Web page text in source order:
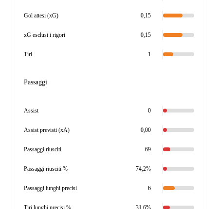
Gol attesi (xG) 0,15
xG esclusi i rigori 0,15
Tiri 1
Passaggi
Assist 0
Assist previsti (xA) 0,00
Passaggi riusciti 69
Passaggi riusciti % 74,2%
Passaggi lunghi precisi 6
Tiri lunghi precisi % 31,6%